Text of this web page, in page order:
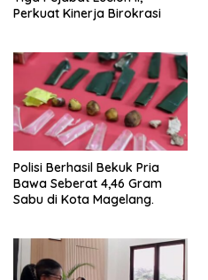
Perkuat Kinerja Birokrasi
Polisi Berhasil Bekuk Pria
Bawa Seberat 4,46 Gram
Sabu di Kota Magelang.